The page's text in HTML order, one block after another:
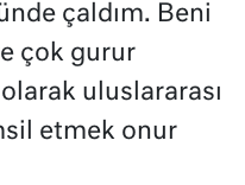
çaldım. Beni
çok gurur
uluslararası
etmek onur